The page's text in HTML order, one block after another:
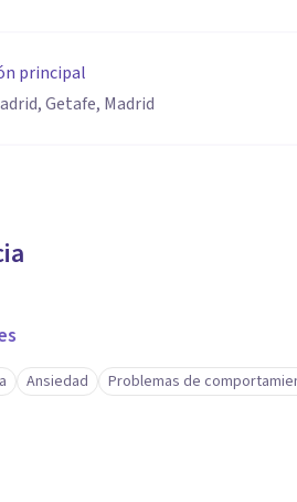
principal
Getafe, Madrid
Ansiedad Problemas de